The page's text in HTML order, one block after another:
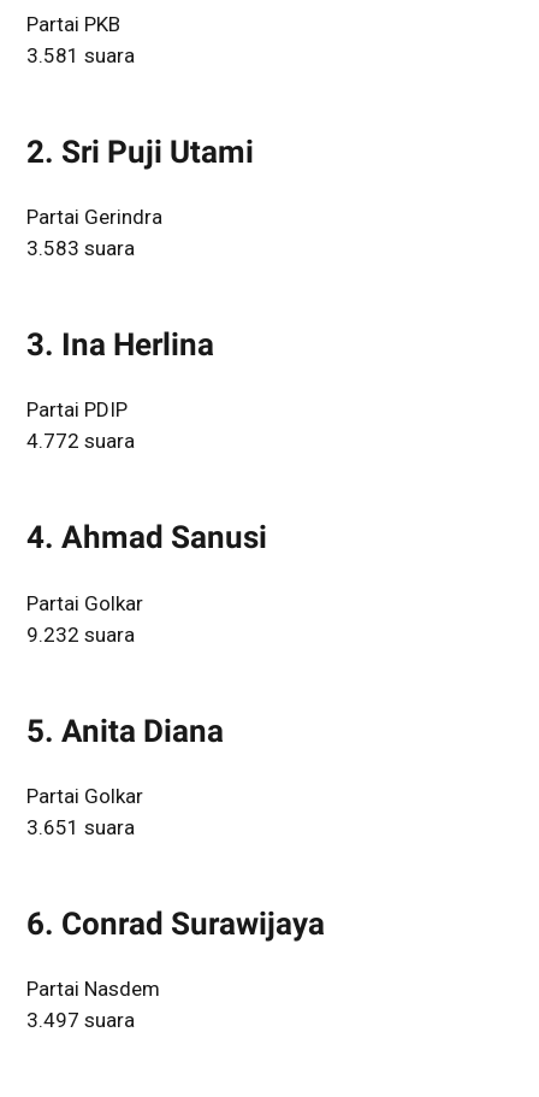
Partai PKB
3.581 suara
2. Sri Puji Utami
Partai Gerindra
3.583 suara
3. Ina Herlina
Partai PDIP
4.772 suara
4. Ahmad Sanusi
Partai Golkar
9.232 suara
5. Anita Diana
Partai Golkar
3.651 suara
6. Conrad Surawijaya
Partai Nasdem
3.497 suara